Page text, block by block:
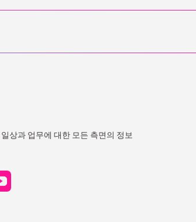
상과 업무에 대한 모든 측면의 정보